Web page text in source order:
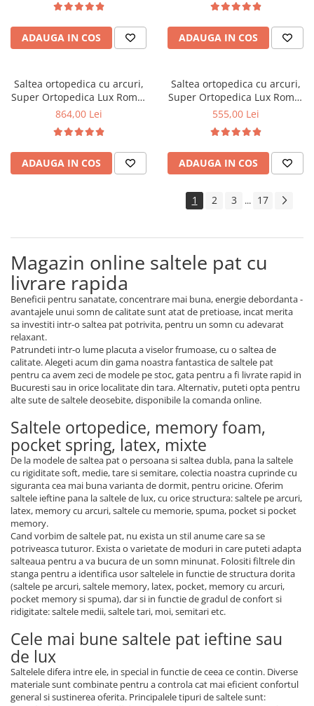
fata vara-iarna, sistem
aerisire cu butoni, Saltex
ADAUGA IN COS
fata vara-iarna, sistem
aerisire cu butoni, Saltex
ADAUGA IN COS
Saltea ortopedica cu arcuri,
Super Ortopedica Lux Roma,
140x200x23cm, fermitate tare,
vara-iarna, sistem aerisire
perimetral, Saltex
864,00 Lei
ADAUGA IN COS
Saltea ortopedica cu arcuri,
Super Ortopedica Lux Roma,
90x200x23cm, fermitate tare,
vara-iarna, sistem aerisire
perimetral, Saltex
555,00 Lei
ADAUGA IN COS
1 2 3 ... 17
Magazin online saltele pat cu
livrare rapida
Beneficii pentru sanatate, concentrare mai buna, energie debordanta -
avantajele unui somn de calitate sunt atat de pretioase, incat merita
sa investiti intr-o saltea pat potrivita, pentru un somn cu adevarat
relaxant.
Patrundeti intr-o lume placuta a viselor frumoase, cu o saltea de
calitate. Alegeti acum din gama noastra fantastica de saltele pat
pentru ca avem zeci de modele pe stoc, gata pentru a fi livrate rapid in
Bucuresti sau in orice localitate din tara. Alternativ, puteti opta pentru
alte sute de saltele deosebite, disponibile la comanda online.
Saltele ortopedice, memory foam,
pocket spring, latex, mixte
De la modele de saltea pat o persoana si saltea dubla, pana la saltele
cu rigiditate soft, medie, tare si semitare, colectia noastra cuprinde cu
siguranta cea mai buna varianta de dormit, pentru oricine. Oferim
saltele ieftine pana la saltele de lux, cu orice structura: saltele pe arcuri,
latex, memory cu arcuri, saltele cu memorie, spuma, pocket si pocket
memory.
Cand vorbim de saltele pat, nu exista un stil anume care sa se
potriveasca tuturor. Exista o varietate de moduri in care puteti adapta
salteaua pentru a va bucura de un somn minunat. Folositi filtrele din
stanga pentru a identifica usor saltelele in functie de structura dorita
(saltele pe arcuri, saltele memory, latex, pocket, memory cu arcuri,
pocket memory si spuma), dar si in functie de gradul de confort si
ridigitate: saltele medii, saltele tari, moi, semitari etc.
Cele mai bune saltele pat ieftine sau
de lux
Saltelele difera intre ele, in special in functie de ceea ce contin. Diverse
materiale sunt combinate pentru a controla cat mai eficient confortul
general si sustinerea oferita. Principalele tipuri de saltele sunt: